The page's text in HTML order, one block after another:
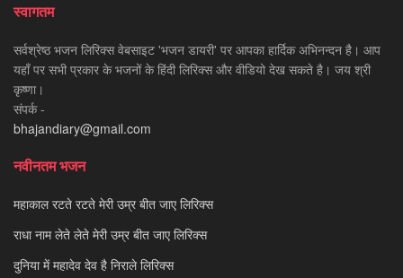
स्वागतम
सर्वश्रेष्ठ भजन लिरिक्स वेबसाइट 'भजन डायरी' पर आपका हार्दिक अभिनन्दन है। आप
यहाँ पर सभी प्रकार के भजनों के हिंदी लिरिक्स और वीडियो देख सकते है। जय श्री
कृष्णा।
संपर्क -
bhajandiary@gmail.com
नवीनतम भजन
महाकाल रटते रटते मेरी उम्र बीत जाए लिरिक्स
राधा नाम लेते लेते मेरी उम्र बीत जाए लिरिक्स
दुनिया में महादेव देव है निराले लिरिक्स